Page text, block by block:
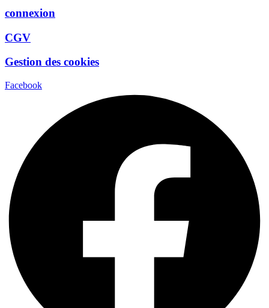
connexion
CGV
Gestion des cookies
Facebook